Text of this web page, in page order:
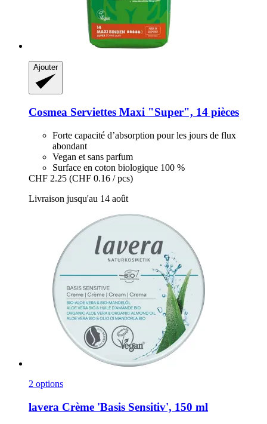
Ajouter
Cosmea Serviettes Maxi "Super", 14 pièces
Forte capacité d’absorption pour les jours de flux
abondant
Vegan et sans parfum
Surface en coton biologique 100 %
CHF 2.25 (CHF 0.16 / pcs)
Livraison jusqu'au 14 août
2 options
lavera Crème 'Basis Sensitiv', 150 ml